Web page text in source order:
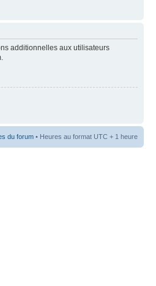
additionnelles aux utilisateurs
du forum • Heures au format UTC + 1 heure